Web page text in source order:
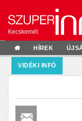
Kecskemét
HÍREK
VIDÉKI INFÓ